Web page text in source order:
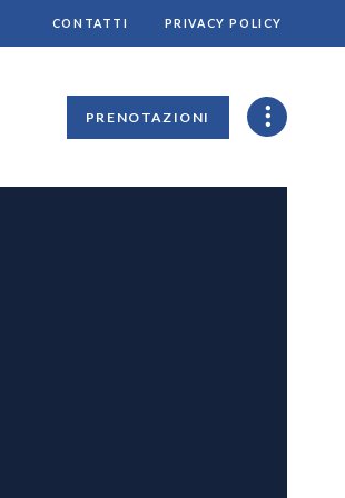
CONTATTI PRIVACY POLICY
PRENOTAZIONI